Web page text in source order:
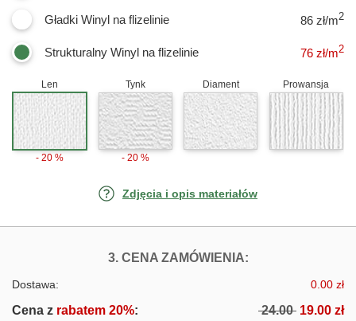
Gładki Winyl na flizelinie 86 zł/m2
Strukturalny Winyl na flizelinie 76 zł/m2
Len
- 20 %
Tynk
- 20 %
Diament Prowansja
Zdjęcia i opis materiałów
3. CENA ZAMÓWIENIA:FOTOTAPETY
Dostawa: 0.00 zł
Cena z rabatem 20%: 24.00 19.00 zł